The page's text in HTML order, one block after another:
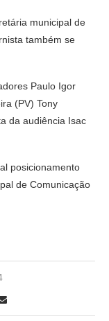
municipal de
também se
Paulo Igor
(PV) Tony
da audiência Isac
posicionamento
de Comunicação